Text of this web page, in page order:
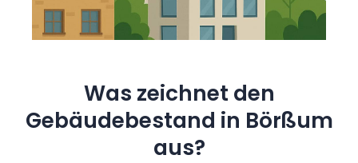
Was zeichnet den
Gebäudebestand in Börßum
aus?